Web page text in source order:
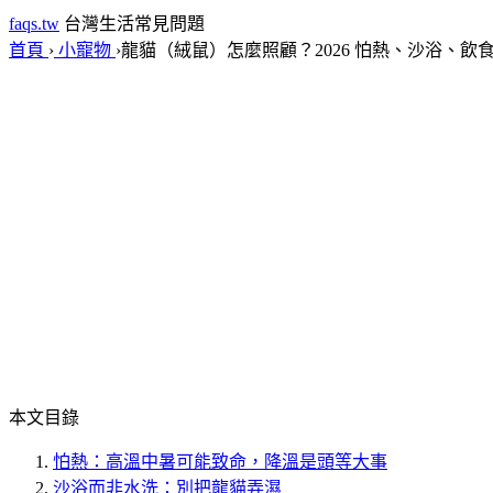
faqs.tw 台灣生活常見問題
首頁 › 小寵物 ›龍貓（絨鼠）怎麼照顧？2026 怕熱、沙浴、飲
本文目錄
怕熱：高溫中暑可能致命，降溫是頭等大事
沙浴而非水洗：別把龍貓弄濕